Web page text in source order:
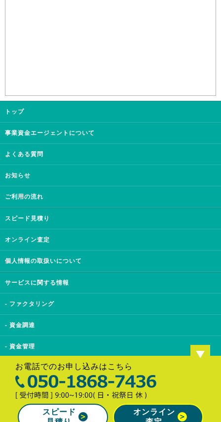
お電話でのお申し込みはこちら
スピード
オンライン
トップ
事業資金エージェントについて
よくある質問
お知らせ
ご利用の流れ
スピード見積り
オンライン査定
個人情報の取扱いについて
サービスに関する情報
- ファクタリング
- 資金調達
- 資金管理
- お客様の声
Copyright© 即日資金調達も可能！中小企業の資金繰りを改善『事業資金エージェント』.
All Rights Reserved